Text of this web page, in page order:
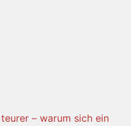
– warum sich ein